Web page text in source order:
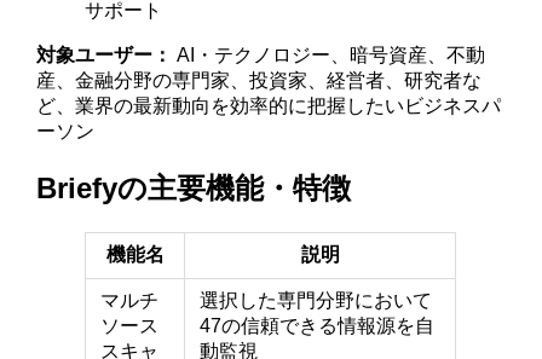
サポート
対象ユーザー： AI・テクノロジー、暗号資産、不動
産、金融分野の専門家、投資家、経営者、研究者な
ど、業界の最新動向を効率的に把握したいビジネスパ
ーソン
Briefyの主要機能・特徴
機能名 説明
マルチ
ソース
スキャ
選択した専門分野において
47の信頼できる情報源を自
動監視